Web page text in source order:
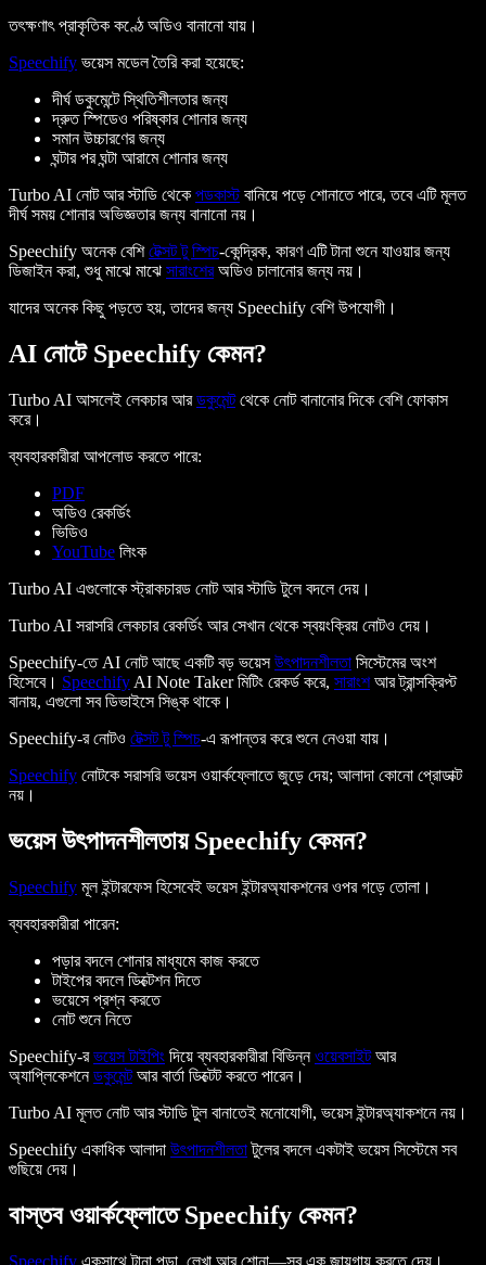
তৎক্ষণাৎ প্রাকৃতিক কণ্ঠে অডিও বানানো যায়।
Speechify ভয়েস মডেল তৈরি করা হয়েছে:
দীর্ঘ ডকুমেন্টে স্থিতিশীলতার জন্য
দ্রুত স্পিডেও পরিষ্কার শোনার জন্য
সমান উচ্চারণের জন্য
ঘন্টার পর ঘন্টা আরামে শোনার জন্য
Turbo AI নোট আর স্টাডি থেকে পডকাস্টবানিয়ে পড়ে শোনাতে পারে, তবে এটি মূলত
দীর্ঘ সময় শোনার অভিজ্ঞতার জন্য বানানো নয়।
Speechify অনেক বেশিটেক্সট টু স্পিচ-কেন্দ্রিক, কারণ এটি টানা শুনে যাওয়ার জন্য
ডিজাইন করা, শুধু মাঝে মাঝে সারাংশেরঅডিও চালানোর জন্য নয়।
যাদের অনেক কিছু পড়তে হয়, তাদের জন্য Speechify বেশি উপযোগী।
AI নোটে Speechify কেমন?
Turbo AI আসলেই লেকচার আরডকুমেন্টথেকে নোট বানানোর দিকে বেশি ফোকাস
করে।
ব্যবহারকারীরা আপলোড করতে পারে:
PDF
অডিও রেকর্ডিং
ভিডিও
YouTube লিংক
Turbo AI এগুলোকে স্ট্রাকচারড নোট আর স্টাডি টুলে বদলে দেয়।
Turbo AI সরাসরি লেকচার রেকর্ডিং আর সেখান থেকে স্বয়ংক্রিয় নোটও দেয়।
Speechify-তে AI নোট আছে একটি বড় ভয়েসউৎপাদনশীলতা সিস্টেমের অংশ
হিসেবে। Speechify AI Note Taker মিটিং রেকর্ড করে, সারাংশআর ট্রান্সক্রিপ্ট
বানায়, এগুলো সব ডিভাইসে সিঙ্ক থাকে।
Speechify-র নোটও টেক্সট টু স্পিচ-এ রূপান্তর করে শুনে নেওয়া যায়।
Speechify নোটকে সরাসরি ভয়েস ওয়ার্কফ্লোতে জুড়ে দেয়; আলাদা কোনো প্রোডাক্ট
নয়।
ভয়েস উৎপাদনশীলতায় Speechify কেমন?
Speechify মূল ইন্টারফেস হিসেবেই ভয়েস ইন্টারঅ্যাকশনের ওপর গড়ে তোলা।
ব্যবহারকারীরা পারেন:
পড়ার বদলে শোনার মাধ্যমে কাজ করতে
টাইপের বদলে ডিক্টেশন দিতে
ভয়েসে প্রশ্ন করতে
নোট শুনে নিতে
Speechify-রভয়েস টাইপিং দিয়ে ব্যবহারকারীরা বিভিন্নওয়েবসাইটআর
অ্যাপ্লিকেশনেডকুমেন্টআর বার্তা ডিক্টেট করতে পারেন।
Turbo AI মূলত নোট আর স্টাডি টুল বানাতেই মনোযোগী, ভয়েস ইন্টারঅ্যাকশনে নয়।
Speechify একাধিক আলাদা উৎপাদনশীলতাটুলের বদলে একটাই ভয়েস সিস্টেমে সব
গুছিয়ে দেয়।
বাস্তব ওয়ার্কফ্লোতে Speechify কেমন?
Speechify একসাথে টানা পড়া, লেখা আর শোনা—সব এক জায়গায় করতে দেয়।